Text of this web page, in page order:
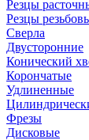
Резцы
Резцы
Сверла
Двусторонние
Конический
Корончатые
Удлиненные
Фрезы
Дисковые